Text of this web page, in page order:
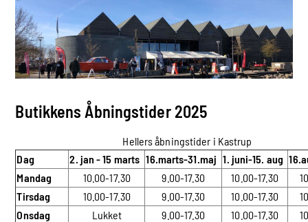
Butikkens Åbningstider 2025
Hellers åbningstider i Kastrup
Dag
2. jan - 15 marts 16.marts-31.maj 1. juni-15. aug
Mandag
10.00-17.30 9.00-17.30 10.00-17.30
Tirsdag
10.00-17.30 9.00-17.30 10.00-17.30
Onsdag
Lukket 9.00-17.30 10.00-17.30